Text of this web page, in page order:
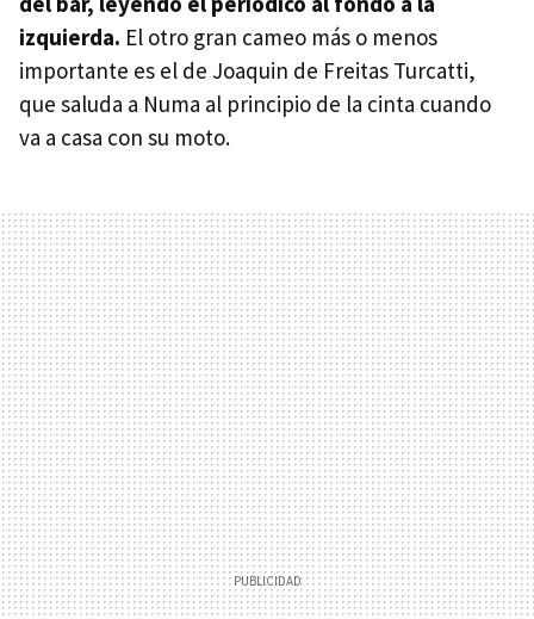
izquierda. El otro gran cameo más o menos
importante es el de Joaquin de Freitas Turcatti,
que saluda a Numa al principio de la cinta cuando
va a casa con su moto.